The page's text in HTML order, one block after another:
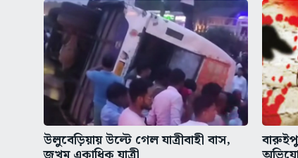
উলুবেড়িয়ায় উল্টে গেল যাত্রীবাহী বাস,